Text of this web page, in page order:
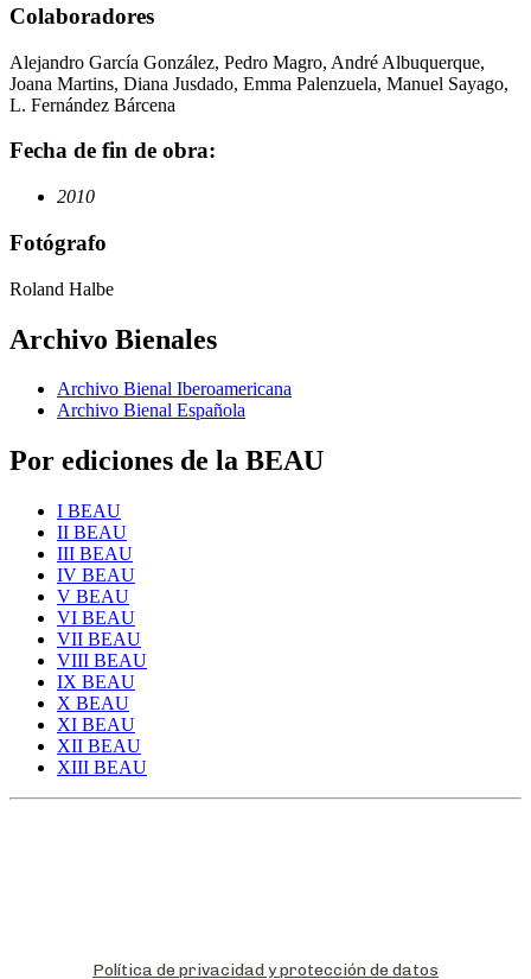
Colaboradores
Alejandro García González, Pedro Magro, André Albuquerque,
Joana Martins, Diana Jusdado, Emma Palenzuela, Manuel Sayago,
L. Fernández Bárcena
Fecha de fin de obra:
2010
Fotógrafo
Roland Halbe
Archivo Bienales
Archivo Bienal Iberoamericana
Archivo Bienal Española
Por ediciones de la BEAU
I BEAU
II BEAU
III BEAU
IV BEAU
V BEAU
VI BEAU
VII BEAU
VIII BEAU
IX BEAU
X BEAU
XI BEAU
XII BEAU
XIII BEAU
Política de privacidad y protección de datos